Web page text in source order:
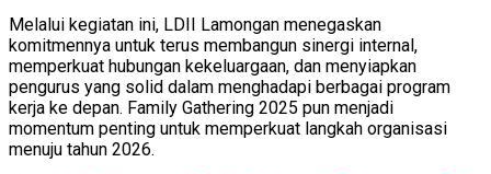
Melalui kegiatan ini, LDII Lamongan menegaskan
komitmennya untuk terus membangun sinergi internal,
memperkuat hubungan kekeluargaan, dan menyiapkan
pengurus yang solid dalam menghadapi berbagai program
kerja ke depan. Family Gathering 2025 pun menjadi
momentum penting untuk memperkuat langkah organisasi
menuju tahun 2026.